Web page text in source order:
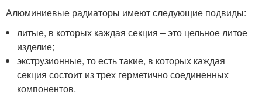
Алюминиевые радиаторы имеют следующие подвиды:
литые, в которых каждая секция – это цельное литое
изделие;
экструзионные, то есть такие, в которых каждая
секция состоит из трех герметично соединенных
компонентов.